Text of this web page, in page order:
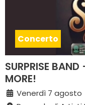
Concerto
SURPRISE
MORE!
Venerdì 7 agosto